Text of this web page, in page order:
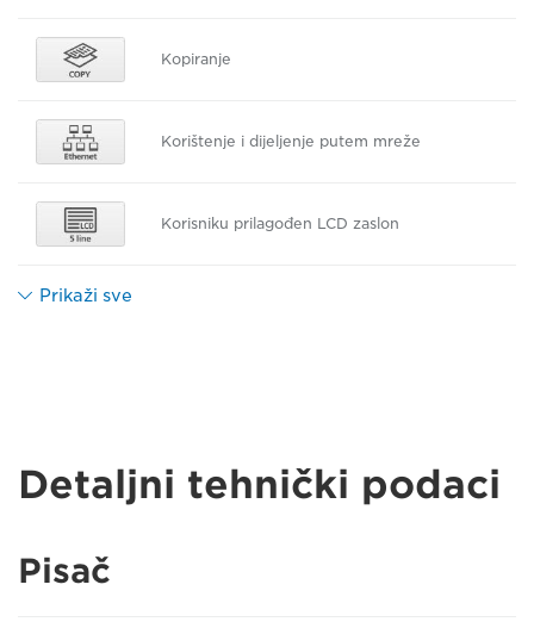
Kopiranje
Korištenje i dijeljenje putem mreže
Korisniku prilagođen LCD zaslon
Prikaži sve
Detaljni tehnički podaci
Pisač